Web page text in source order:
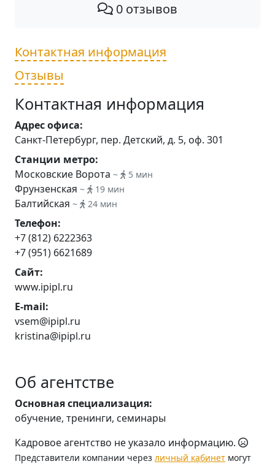
0 отзывов
Контактная информация
Отзывы
Контактная информация
Адрес офиса:
Санкт-Петербург, пер. Детский, д. 5, оф. 301
Станции метро:
Московские Ворота ~ 5 мин
Фрунзенская ~ 19 мин
Балтийская ~ 24 мин
Телефон:
+7 (812) 6222363
+7 (951) 6621689
Сайт:
www.ipipl.ru
E-mail:
vsem@ipipl.ru
kristina@ipipl.ru
Об агентстве
Основная специализация:
обучение, тренинги, семинары
Кадровое агентство не указало информацию.
Представители компании через личный кабинет могут